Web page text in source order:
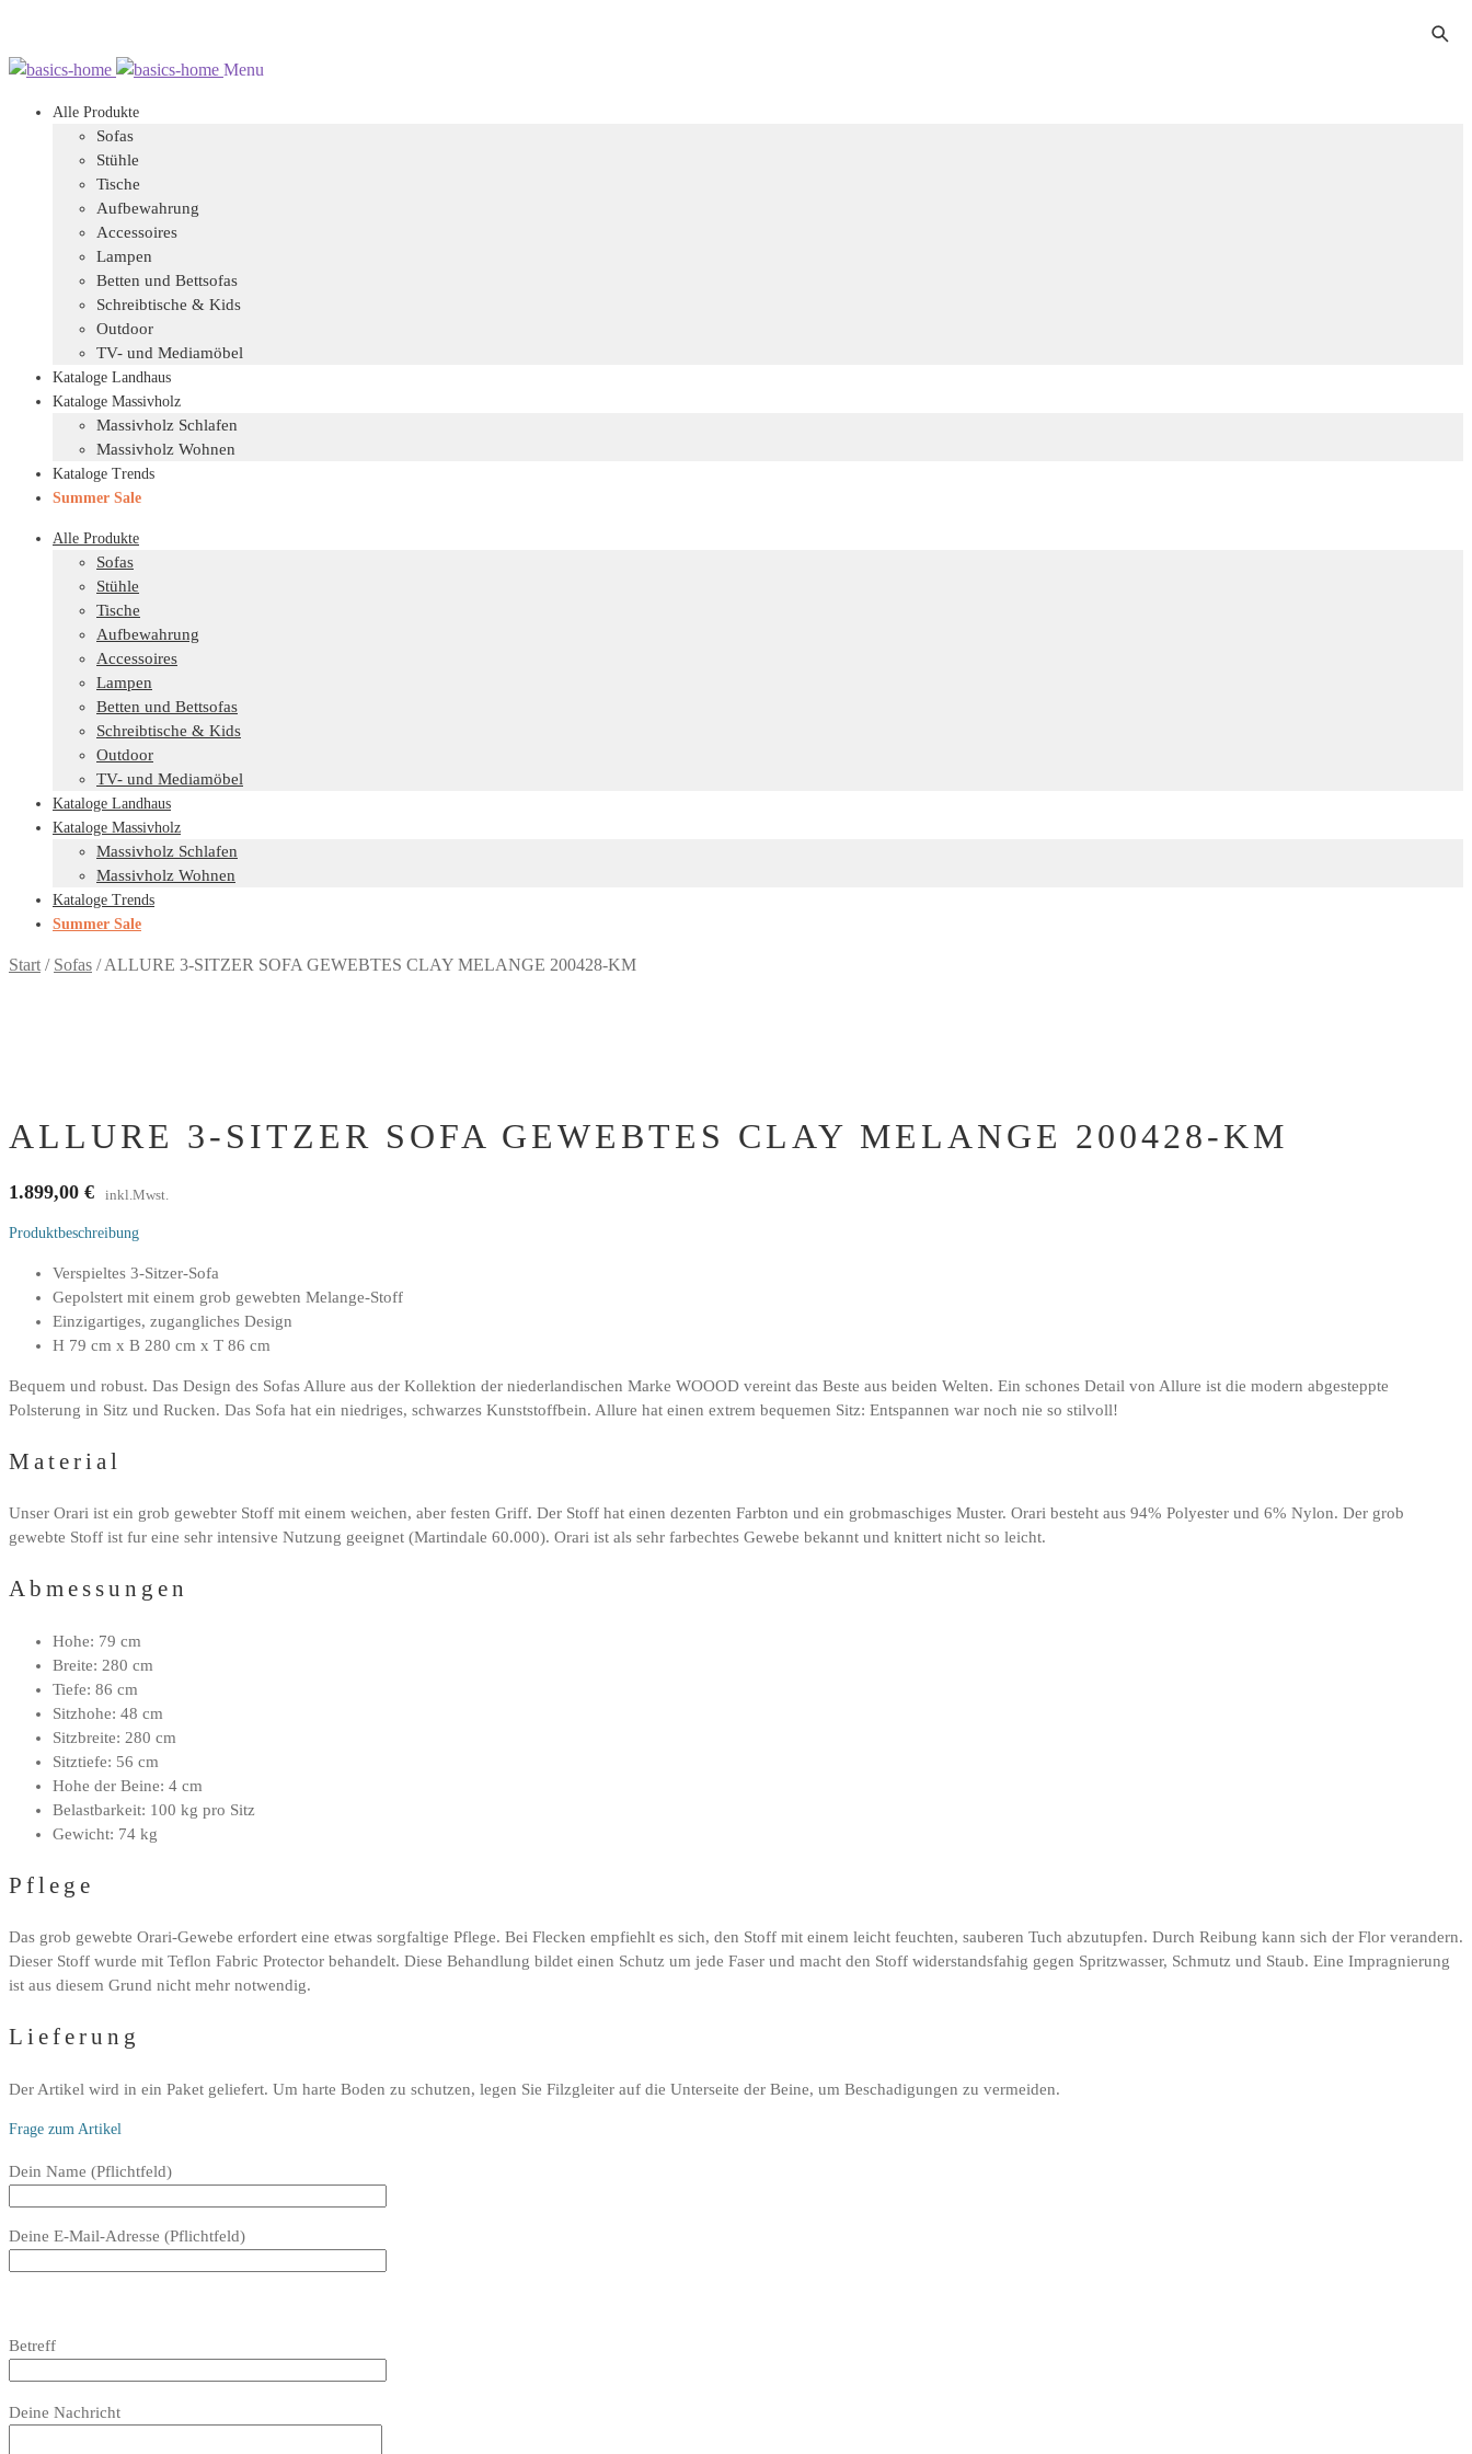
Zur
springen
Zum
springen
Menu
Alle Produkte
Sofas
Stühle
Tische
Aufbewahrung
Accessoires
Lampen
Betten und Bettsofas
Schreibtische & Kids
Outdoor
TV- und Mediamöbel
Kataloge Landhaus
Kataloge Massivholz
Massivholz Schlafen
Massivholz Wohnen
Kataloge Trends
Summer Sale
Alle Produkte
Sofas
Stühle
Tische
Aufbewahrung
Accessoires
Lampen
Betten und Bettsofas
Schreibtische & Kids
Outdoor
TV- und Mediamöbel
Kataloge Landhaus
Kataloge Massivholz
Massivholz Schlafen
Massivholz Wohnen
Kataloge Trends
Summer Sale
Start / Sofas /ALLURE 3-SITZER SOFA GEWEBTES CLAY MELANGE 200428-KM
ALLURE 3-SITZER SOFA GEWEBTES CLAY MELANGE 200428-KM
1.899,00 € inkl.Mwst.
Produktbeschreibung
Verspieltes 3-Sitzer-Sofa
Gepolstert mit einem grob gewebten Melange-Stoff
Einzigartiges, zugangliches Design
H 79 cm x B 280 cm x T 86 cm
Bequem und robust. Das Design des Sofas Allure aus der Kollektion der niederlandischen Marke WOOOD vereint das Beste aus beiden Welten. Ein schones Detail von Allure ist die modern abgesteppte
Polsterung in Sitz und Rucken. Das Sofa hat ein niedriges, schwarzes Kunststoffbein. Allure hat einen extrem bequemen Sitz: Entspannen war noch nie so stilvoll!
Material
Unser Orari ist ein grob gewebter Stoff mit einem weichen, aber festen Griff. Der Stoff hat einen dezenten Farbton und ein grobmaschiges Muster. Orari besteht aus 94% Polyester und 6% Nylon. Der grob
gewebte Stoff ist fur eine sehr intensive Nutzung geeignet (Martindale 60.000). Orari ist als sehr farbechtes Gewebe bekannt und knittert nicht so leicht.
Abmessungen
Hohe: 79 cm
Breite: 280 cm
Tiefe: 86 cm
Sitzhohe: 48 cm
Sitzbreite: 280 cm
Sitztiefe: 56 cm
Hohe der Beine: 4 cm
Belastbarkeit: 100 kg pro Sitz
Gewicht: 74 kg
Pflege
Das grob gewebte Orari-Gewebe erfordert eine etwas sorgfaltige Pflege. Bei Flecken empfiehlt es sich, den Stoff mit einem leicht feuchten, sauberen Tuch abzutupfen. Durch Reibung kann sich der Flor verandern.
Dieser Stoff wurde mit Teflon Fabric Protector behandelt. Diese Behandlung bildet einen Schutz um jede Faser und macht den Stoff widerstandsfahig gegen Spritzwasser, Schmutz und Staub. Eine Impragnierung
ist aus diesem Grund nicht mehr notwendig.
Lieferung
Der Artikel wird in ein Paket geliefert. Um harte Boden zu schutzen, legen Sie Filzgleiter auf die Unterseite der Beine, um Beschadigungen zu vermeiden.
Frage zum Artikel
Bitte
Feld
Dein Name (Pflichtfeld)
Deine E-Mail-Adresse (Pflichtfeld)
dieses
lasse
leer.
Betreff
lasse
Deine Nachricht